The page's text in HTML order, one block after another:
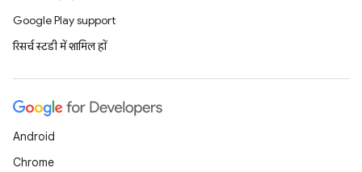
Google Play support
रिसर्च स्टडी में शामिल हों
Android
Chrome